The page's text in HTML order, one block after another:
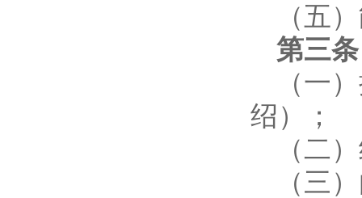
（五
第三
（一
绍）；
（二
（三